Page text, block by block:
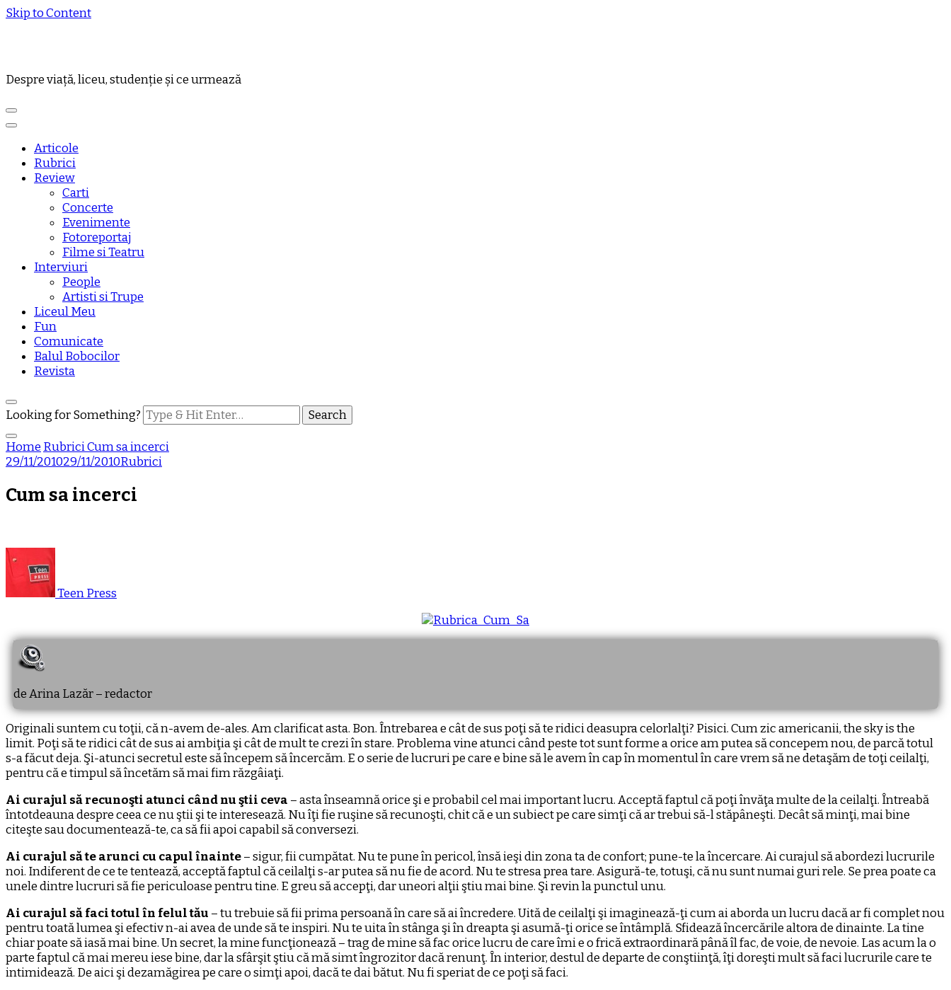
Skip to Content
Despre viață, liceu, studenție și ce urmează
Articole
Rubrici
Review
Carti
Concerte
Evenimente
Fotoreportaj
Filme si Teatru
Interviuri
People
Artisti si Trupe
Liceul Meu
Fun
Comunicate
Balul Bobocilor
Revista
Looking for Something?
Home RubriciCum sa incerci
29/11/201029/11/2010Rubrici
Cum sa incerci
Teen Press
de Arina Lazăr – redactor
Originali suntem cu toţii, că n-avem de-ales. Am clarificat asta. Bon. Întrebarea e cât de sus poţi să te ridici deasupra celorlalţi? Pisici. Cum zic americanii, the sky is the
limit. Poţi să te ridici cât de sus ai ambiţia şi cât de mult te crezi în stare. Problema vine atunci când peste tot sunt forme a orice am putea să concepem nou, de parcă totul
s-a făcut deja. Şi-atunci secretul este să începem să încercăm. E o serie de lucruri pe care e bine să le avem în cap în momentul în care vrem să ne detaşăm de toţi ceilalţi,
pentru că e timpul să încetăm să mai fim răzgâiaţi.
Ai curajul să recunoşti atunci când nu ştii ceva – asta înseamnă orice şi e probabil cel mai important lucru. Acceptă faptul că poţi învăţa multe de la ceilalţi. Întreabă
întotdeauna despre ceea ce nu ştii şi te interesează. Nu îţi fie ruşine să recunoşti, chit că e un subiect pe care simţi că ar trebui să-l stăpâneşti. Decât să minţi, mai bine
citeşte sau documentează-te, ca să fii apoi capabil să conversezi.
Ai curajul să te arunci cu capul înainte– sigur, fii cumpătat. Nu te pune în pericol, însă ieşi din zona ta de confort; pune-te la încercare. Ai curajul să abordezi lucrurile
noi. Indiferent de ce te tentează, acceptă faptul că ceilalţi s-ar putea să nu fie de acord. Nu te stresa prea tare. Asigură-te, totuşi, că nu sunt numai guri rele. Se prea poate ca
unele dintre lucruri să fie periculoase pentru tine. E greu să accepţi, dar uneori alţii ştiu mai bine. Şi revin la punctul unu.
Ai curajul să faci totul în felul tău – tu trebuie să fii prima persoană în care să ai încredere. Uită de ceilalţi şi imaginează-ţi cum ai aborda un lucru dacă ar fi complet nou
pentru toată lumea şi efectiv n-ai avea de unde să te inspiri. Nu te uita în stânga şi în dreapta şi asumă-ţi orice se întâmplă. Sfidează încercările altora de dinainte. La tine
chiar poate să iasă mai bine. Un secret, la mine funcţionează – trag de mine să fac orice lucru de care îmi e o frică extraordinară până îl fac, de voie, de nevoie. Las acum la o
parte faptul că mai mereu iese bine, dar la sfârşit ştiu că mă simt îngrozitor dacă renunţ. În interior, destul de departe de conştiinţă, îţi doreşti mult să faci lucrurile care te
intimidează. De aici şi dezamăgirea pe care o simţi apoi, dacă te dai bătut. Nu fi speriat de ce poţi să faci.